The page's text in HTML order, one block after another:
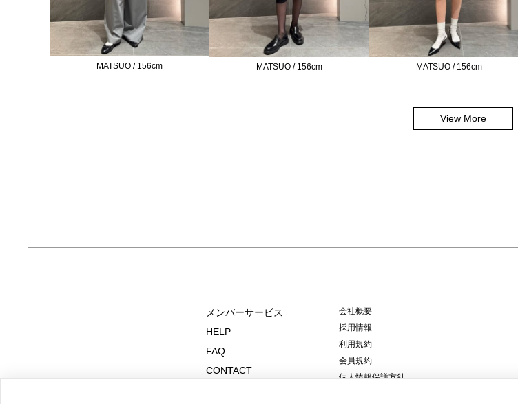
MATSUO / 156cm MATSUO / 156cm MATSUO / 156cm
View More
メンバーサービス
HELP
FAQ
CONTACT
会社概要
採用情報
利用規約
会員規約
個人情報保護方針